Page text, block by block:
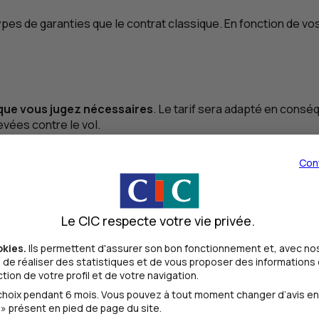
de garanties que le contrat classique. En fonction de
vous jugez nécessaires. Le tarif sera adapté en
contre le vol.
privilégier ?
au kilomètre
, qui présentent toutes les deux des
à installer dans le véhicule. Connecté au compteur
que vous pensez parcourir. Le prix est donc fixe pour
forfait. Dans le cas contraire, vous vous exposez à deux
au kilomètre supplémentaire. Le deuxième risque
Le CIC respecte votre vie privée.
Ils permettent d'assurer son bon fonctionnement et, avec
réaliser des statistiques et de vous proposer des informations
de votre profil et de votre navigation.
pendant 6 mois. Vous pouvez à tout moment changer d’avis
présent en pied de page du site.